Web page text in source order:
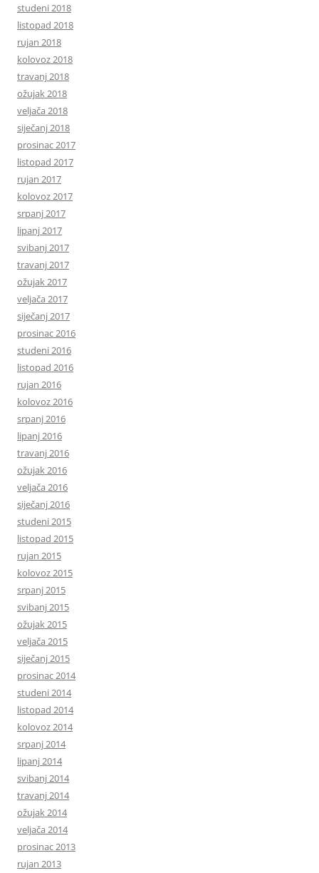
studeni 2018
listopad 2018
rujan 2018
kolovoz 2018
travanj 2018
ožujak 2018
veljača 2018
siječanj 2018
prosinac 2017
listopad 2017
rujan 2017
kolovoz 2017
srpanj 2017
lipanj 2017
svibanj 2017
travanj 2017
ožujak 2017
veljača 2017
siječanj 2017
prosinac 2016
studeni 2016
listopad 2016
rujan 2016
kolovoz 2016
srpanj 2016
lipanj 2016
travanj 2016
ožujak 2016
veljača 2016
siječanj 2016
studeni 2015
listopad 2015
rujan 2015
kolovoz 2015
srpanj 2015
svibanj 2015
ožujak 2015
veljača 2015
siječanj 2015
prosinac 2014
studeni 2014
listopad 2014
kolovoz 2014
srpanj 2014
lipanj 2014
svibanj 2014
travanj 2014
ožujak 2014
veljača 2014
prosinac 2013
rujan 2013